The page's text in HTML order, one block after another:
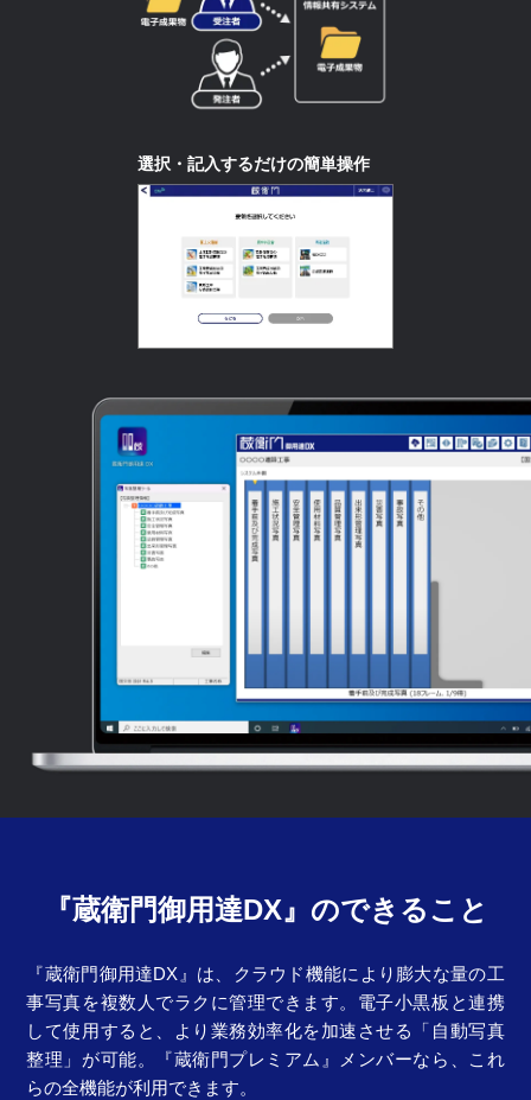
選択・記入するだけの簡単操作
『蔵衛門御用達DX』のできること
『蔵衛門御用達DX』は、クラウド機能により膨大な量の工
事写真を複数人でラクに管理できます。電子小黒板と連携
して使用すると、より業務効率化を加速させる「自動写真
整理」が可能。『蔵衛門プレミアム』メンバーなら、これ
らの全機能が利用できます。